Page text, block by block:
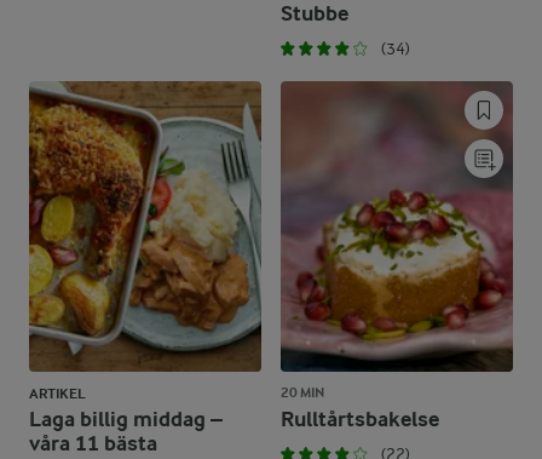
Stubbe
(34)
ARTIKEL
Laga billig middag –
våra 11 bästa
20 MIN
Rulltårtsbakelse
(22)